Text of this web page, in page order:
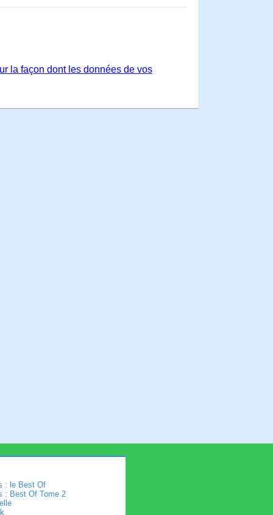
la façon dont les données de vos
: le Best Of
: Best Of Tome 2